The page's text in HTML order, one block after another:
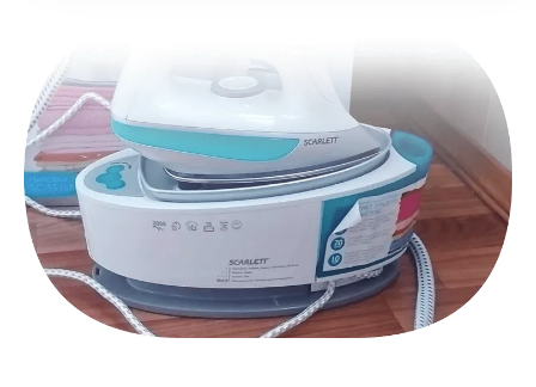
Замена вентилятора
970 руб.
Заказать
Замена таймера
1170 руб.
Заказать